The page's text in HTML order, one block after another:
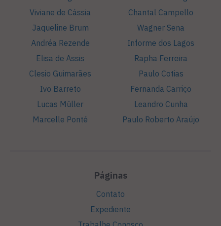
Viviane de Cássia
Jaqueline Brum
Andréa Rezende
Elisa de Assis
Clesio Guimarães
Ivo Barreto
Lucas Müller
Marcelle Ponté
Chantal Campello
Wagner Sena
Informe dos Lagos
Rapha Ferreira
Paulo Cotias
Fernanda Carriço
Leandro Cunha
Paulo Roberto Araújo
Páginas
Contato
Expediente